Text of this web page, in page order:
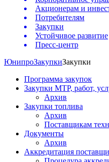
Акционерам и
Потребителям
Закупки
Устойчивое развитие
Пресс-центр
ЮнипроЗакупкиЗакупки
Программа закупок
Закупки МТР, работ,
Архив
Закупки топлива
Архив
Поставщикам
Документы
Архив
Аккредитация